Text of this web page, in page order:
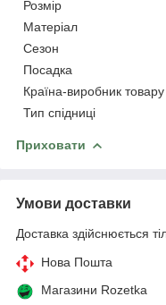
Розмір
Матеріал
Сезон
Посадка
Країна-виробник товару
Тип спідниці
Приховати
Умови доставки
Доставка здійснюється
Нова Пошта
Магазини Rozetka